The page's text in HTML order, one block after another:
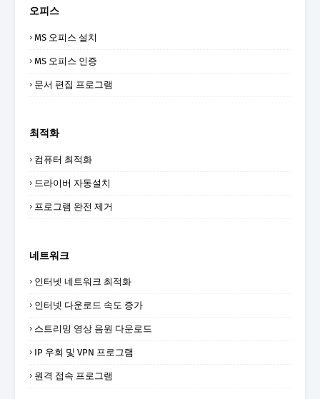
오피스
MS 오피스 설치
MS 오피스 인증
문서 편집 프로그램
최적화
컴퓨터 최적화
드라이버 자동설치
프로그램 완전 제거
네트워크
인터넷 네트워크 최적화
인터넷 다운로드 속도 증가
스트리밍 영상 음원 다운로드
IP 우회 및 VPN 프로그램
원격 접속 프로그램